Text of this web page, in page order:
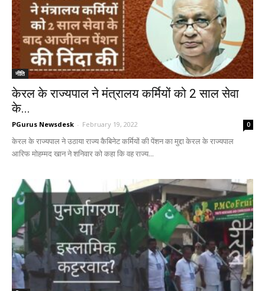
नीति
केरल के राज्यपाल ने मंत्रालय कर्मियों को 2 साल सेवा
के...
PGurus Newsdesk - February 19, 2022 0
केरल के राज्यपाल ने उठाया राज्य कैबिनेट कर्मियों की पेंशन का मुद्दा केरल के राज्यपाल
आरिफ मोहम्मद खान ने शनिवार को कहा कि वह राज्य...